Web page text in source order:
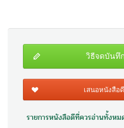
วิธีจดบันทึ
เสนอหนังสือ
รายการหนังสือดีที่ควรอ่านทั้งหม